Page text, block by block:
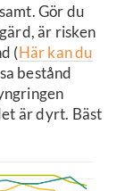
Gör du
är risken
(Här kan du
bestånd
är dyrt. Bäst